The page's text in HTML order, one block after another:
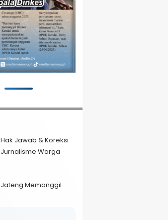
Hak Jawab & Koreksi
Jurnalisme Warga
Jateng Memanggil